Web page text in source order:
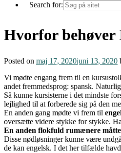
Search for:
Hvorfor behøver
Posted on maj 17, 2020juni 13, 2020
Vi mødte engang frem til en
andet fremmedsprog: spansk.
Så kunne kursisterne i det mindste
lejlighed til at forberede sig på den
En anden gang mødte vi frem til
oversætte videre stykke for stykke.
En anden flokfuld rumænere
Disse nødløsninger kunne være
de kan engelsk. I det her tilfælde